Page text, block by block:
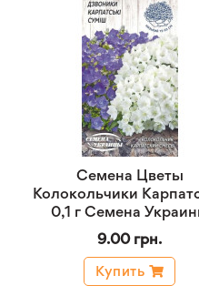
Семена Цветы
Колокольчики
0,1 г Семена
9.00 грн.
Купить